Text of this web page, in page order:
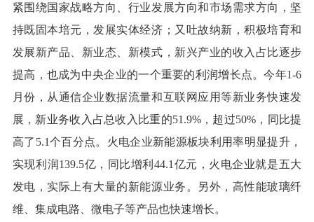
紧围绕国家战略方向、行业发展方向和市场需求方向，坚
持既固本培元，发展实体经济；又吐故纳新，积极培育和
发展新产品、新业态、新模式，新兴产业的收入占比逐步
提高，也成为中央企业的一个重要的利润增长点。今年1-6
月份，从通信企业数据流量和互联网应用等新业务快速发
展，新业务收入占总收入比重的51.9%，超过50%，同比提
高了5.1个百分点。火电企业新能源板块利用率明显提升，
实现利润139.5亿，同比增利44.1亿元，火电企业就是五大
发电，实际上有大量的新能源业务。另外，高性能玻璃纤
维、集成电路、微电子等产品也快速增长。